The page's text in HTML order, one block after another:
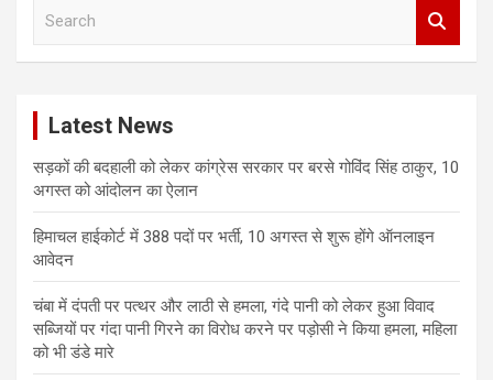
Latest News
सड़कों की बदहाली को लेकर कांग्रेस सरकार पर बरसे गोविंद सिंह ठाकुर, 10
अगस्त को आंदोलन का ऐलान
हिमाचल हाईकोर्ट में 388 पदों पर भर्ती, 10 अगस्त से शुरू होंगे ऑनलाइन
आवेदन
चंबा में दंपती पर पत्थर और लाठी से हमला, गंदे पानी को लेकर हुआ विवाद
सब्जियों पर गंदा पानी गिरने का विरोध करने पर पड़ोसी ने किया हमला, महिला
को भी डंडे मारे